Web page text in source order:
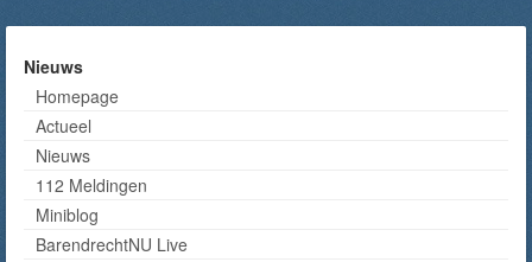
Nieuws
Homepage
Actueel
Nieuws
112 Meldingen
Miniblog
BarendrechtNU Live